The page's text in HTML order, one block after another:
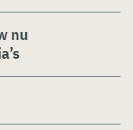
nu